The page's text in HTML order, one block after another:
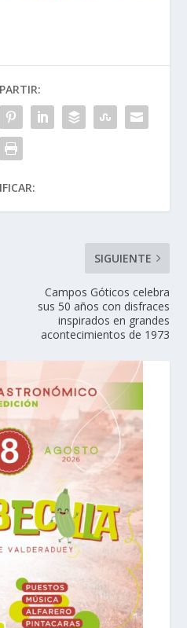
SIGUIENTE
Campos Góticos celebra
sus 50 años con disfraces
inspirados en grandes
acontecimientos de 1973